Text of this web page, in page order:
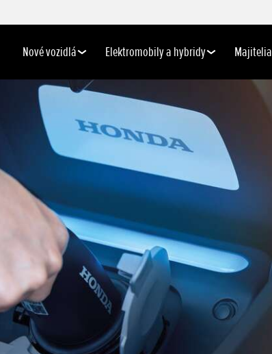
Nové vozidlá Elektromobily a hybridy Majitelia